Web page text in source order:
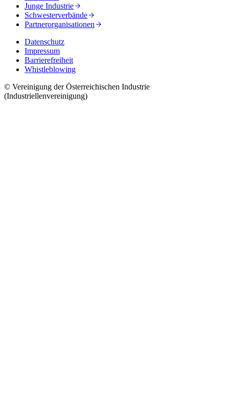
Junge Industrie
Schwesterverbände
Partnerorganisationen
Datenschutz
Impressum
Barrierefreiheit
Whistleblowing
© Vereinigung der Österreichischen Industrie
(Industriellenvereinigung)